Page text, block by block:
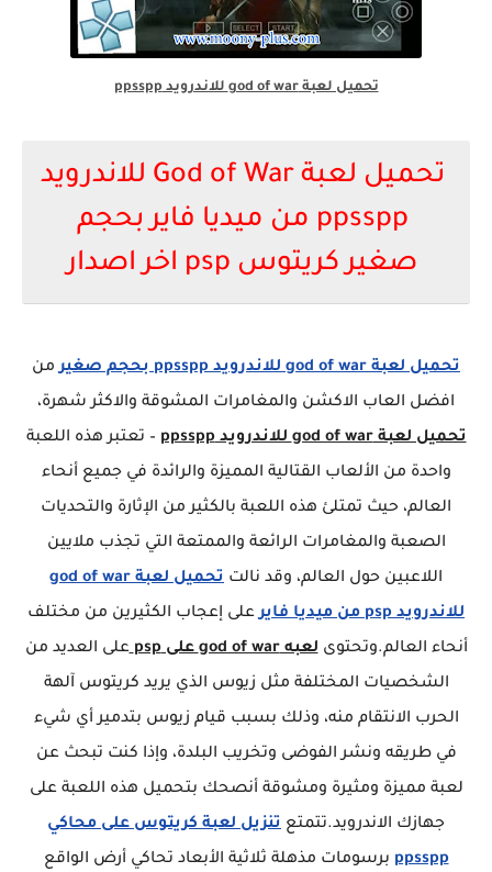
تحميل لعبة god of war للاندرويد ppsspp
تحميل لعبة God of War للاندرويد
ppsspp من ميديا فاير بحجم
صغير كريتوس psp اخر اصدار
تحميل لعبة god of war للاندرويد ppsspp بحجم صغير
من
افضل العاب الاكشن والمغامرات المشوقة والاكثر شهرة،
تحميل لعبة god of war للاندرويد ppsspp
– تعتبر هذه اللعبة
واحدة من الألعاب القتالية المميزة والرائدة في جميع أنحاء
العالم، حيث تمتلئ هذه اللعبة بالكثير من الإثارة والتحديات
الصعبة والمغامرات الرائعة والممتعة التي تجذب ملايين
اللاعبين حول العالم، وقد نالت
تحميل لعبة god of war
للاندرويد psp من ميديا فاير
على إعجاب الكثيرين من مختلف
أنحاء العالم.وتحتوىلعبه god of war على psp
على العديد من
الشخصيات المختلفة مثل زيوس الذي يريد كريتوس آلهة
الحرب الانتقام منه، وذلك بسبب قيام زيوس بتدمير أي شيء
في طريقه ونشر الفوضى وتخريب البلدة، وإذا كنت تبحث عن
لعبة مميزة ومثيرة ومشوقة أنصحك بتحميل هذه اللعبة على
جهازك الاندرويد.تتمتع تنزيل لعبة كريتوس على محاكي
ppsspp برسومات مذهلة ثلاثية الأبعاد تحاكي أرض الواقع